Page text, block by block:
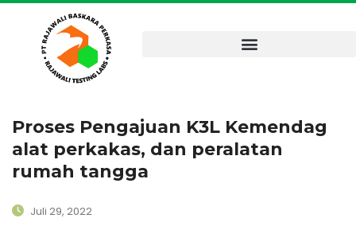
Proses Pengajuan K3L Kemendag
alat perkakas, dan peralatan
rumah tangga
Juli 29, 2022